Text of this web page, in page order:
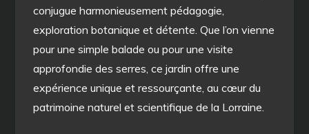
conjugue harmonieusement pédagogie,
exploration botanique et détente. Que l’on vienne
pour une simple balade ou pour une visite
approfondie des serres, ce jardin offre une
expérience unique et ressourçante, au cœur du
patrimoine naturel et scientifique de la Lorraine.